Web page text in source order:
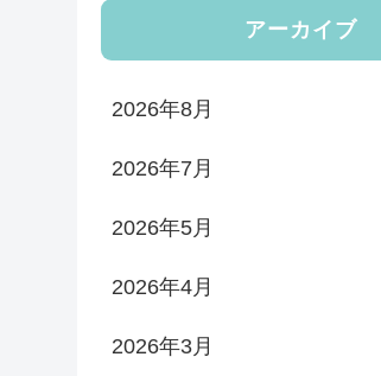
アーカイブ
2026年8月
2026年7月
2026年5月
2026年4月
2026年3月